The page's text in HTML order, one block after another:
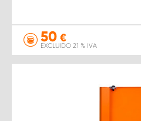
50 €
EXCLUIDO 21 % IVA